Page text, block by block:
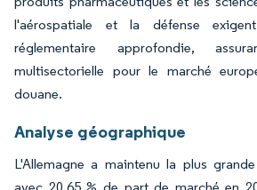
l'aérospatiale et la défense
réglementaire approfondie,
multisectorielle pour le marché
douane.
Analyse géographique
L'Allemagne a maintenu la plus